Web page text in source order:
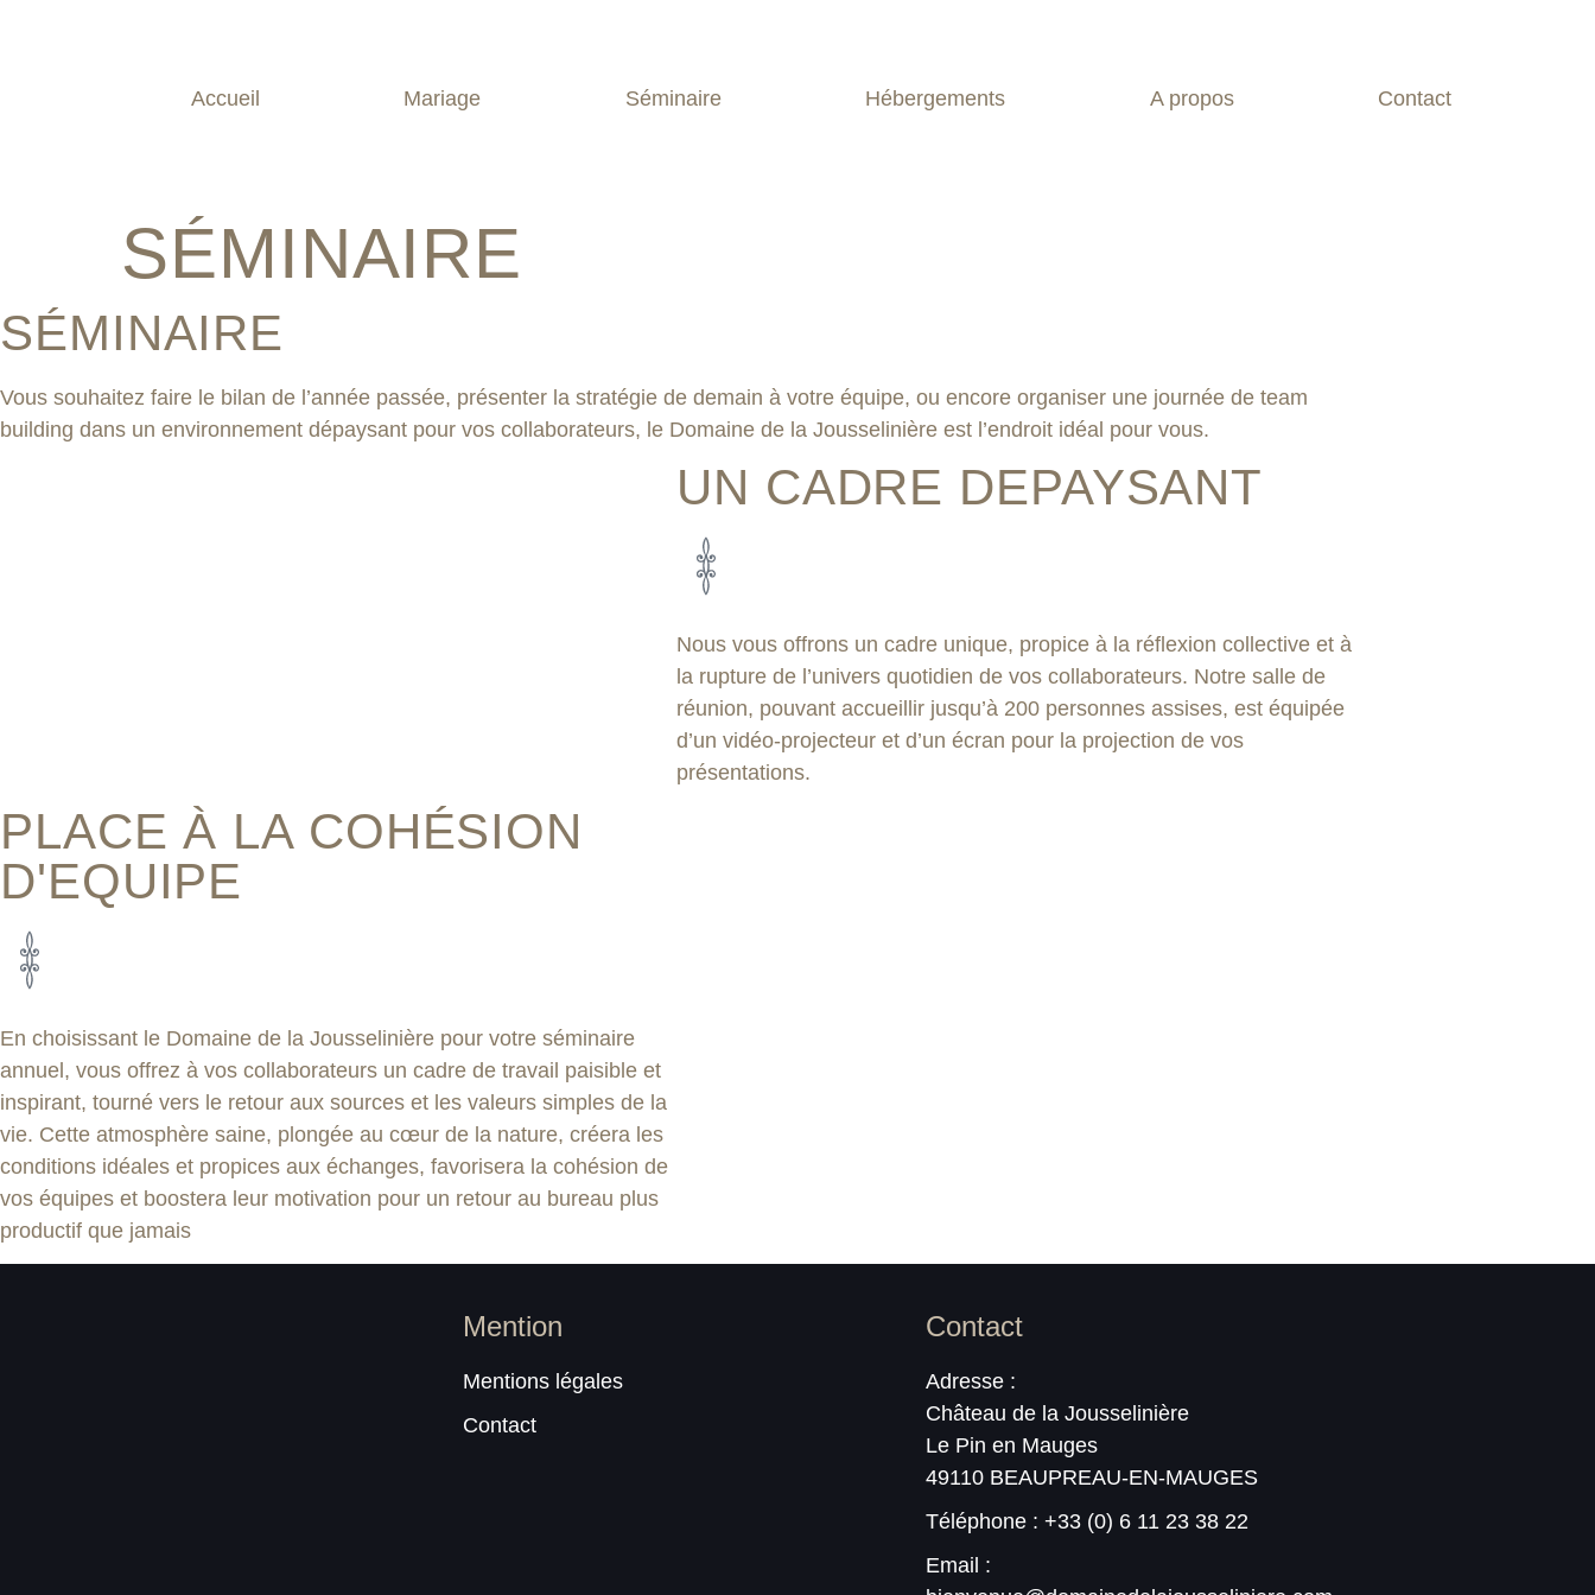
Accueil Mariage Séminaire Hébergements A propos Contact
SÉMINAIRE
SÉMINAIRE
Vous souhaitez faire le bilan de l’année passée, présenter la stratégie de demain à votre équipe, ou encore organiser une journée de team
building dans un environnement dépaysant pour vos collaborateurs, le Domaine de la Jousselinière est l’endroit idéal pour vous.
UN CADRE DEPAYSANT
Nous vous offrons un cadre unique, propice à la réflexion collective et à
la rupture de l’univers quotidien de vos collaborateurs. Notre salle de
réunion, pouvant accueillir jusqu’à 200 personnes assises, est équipée
d’un vidéo-projecteur et d’un écran pour la projection de vos
présentations.
PLACE À LA COHÉSION
D'EQUIPE
En choisissant le Domaine de la Jousselinière pour votre séminaire
annuel, vous offrez à vos collaborateurs un cadre de travail paisible et
inspirant, tourné vers le retour aux sources et les valeurs simples de la
vie. Cette atmosphère saine, plongée au cœur de la nature, créera les
conditions idéales et propices aux échanges, favorisera la cohésion de
vos équipes et boostera leur motivation pour un retour au bureau plus
productif que jamais
Mention
Mentions légales
Contact
Contact
Adresse :
Château de la Jousselinière
Le Pin en Mauges
49110 BEAUPREAU-EN-MAUGES
Téléphone : +33 (0) 6 11 23 38 22
Email :